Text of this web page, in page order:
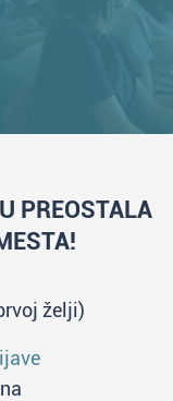
PREOSTALA
želji)